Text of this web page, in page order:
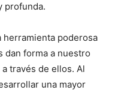
profunda.
herramienta poderosa
dan forma a nuestro
través de ellos. Al
una mayor